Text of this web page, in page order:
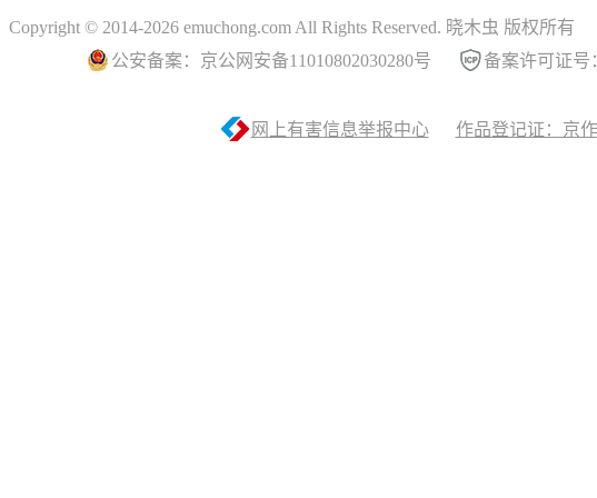
Copyright © 2014-2026 emuchong.com All Rights Reserved. 晓木虫 版权所有
公安备案：京公网安备11010802030280号
备案许可证号
网上有害信息举报中心 作品登记证：京